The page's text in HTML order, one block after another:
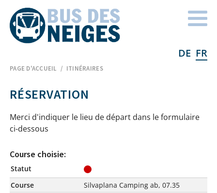
Home
DE FR
PAGE D'ACCUEIL ITINÉRAIRES
RÉSERVATION
Merci d'indiquer le lieu de départ dans le formulaire
ci-dessous
Course choisie:
Statut
Course
Silvaplana Camping ab, 07.35